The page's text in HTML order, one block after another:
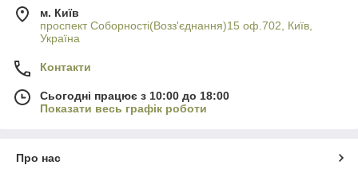
м. Київ
проспект Соборності(Возз'єднання)15 оф.702, Київ,
Україна
Контакти
Сьогодні працює з 10:00 до 18:00
Показати весь графік роботи
Про нас